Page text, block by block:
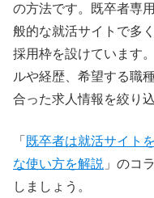
の方法です。既卒者専
般的な就活サイトで多
採用枠を設けています
ルや経歴、希望する職
合った求人情報を絞り
「 既卒者は就活サイト
な使い方を解説 」のコ
しましょう。